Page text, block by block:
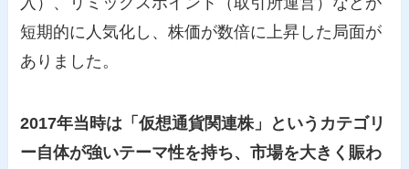
短期的に人気化し、株価が数倍に上昇した局面が
ありました。
2017年当時は「仮想通貨関連株」というカテゴリ
ー自体が強いテーマ性を持ち、市場を大きく賑わ